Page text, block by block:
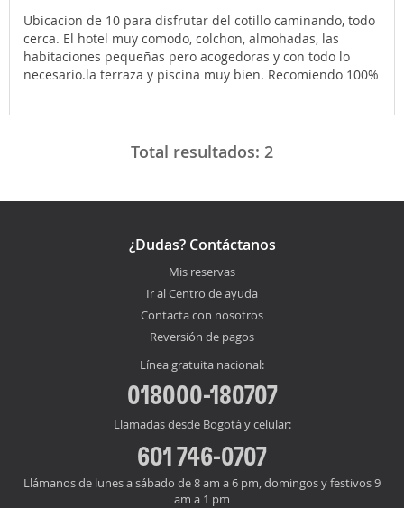
Ubicacion de 10 para disfrutar del cotillo caminando, todo
cerca. El hotel muy comodo, colchon, almohadas, las
habitaciones pequeñas pero acogedoras y con todo lo
necesario.la terraza y piscina muy bien. Recomiendo 100%
Total resultados: 2
¿Dudas? Contáctanos
Mis reservas
Ir al Centro de ayuda
Contacta con nosotros
Reversión de pagos
Línea gratuita nacional:
018000-180707
Llamadas desde Bogotá y celular:
601 746-0707
Llámanos de lunes a sábado de 8 am a 6 pm, domingos y festivos 9
am a 1 pm